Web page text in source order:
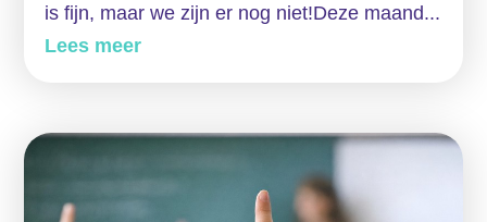
is fijn, maar we zijn er nog niet!Deze maand...
Lees meer